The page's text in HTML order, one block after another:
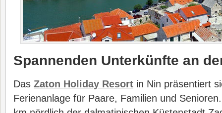
Spannenden Unterkünfte an
Das Zaton Holiday Resort in Nin präsentiert
Ferienanlage für Paare, Familien und